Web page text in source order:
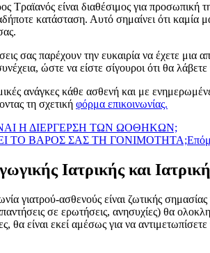
Τραϊανός είναι διαθέσιμος για
κατάσταση. Αυτό σημαίνει ότι καμία
σας παρέχουν την ευκαιρία να έχετε μια
ώστε να είστε σίγουροι ότι θα
ανάγκες κάθε ασθενή και με
τη σχετική φόρμα επικοινωνίας.
Η ΔΙΕΡΓΕΡΣΗ ΤΩΝ ΩΟΘΗΚΩΝ;
ΤΟ ΒΑΡΟΣ ΣΑΣ ΤΗ ΓΟΝΙΜΟΤΗΤΑ;
Ιατρικής και
γιατρού-ασθενούς είναι ζωτικής
σε ερωτήσεις, ανησυχίες) θα
θα είναι εκεί αμέσως για να